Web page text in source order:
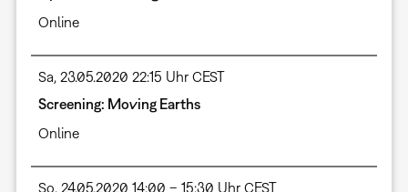
Online
Sa, 23.05.2020 22:15 Uhr CEST
Screening: Moving Earths
Online
So, 24.05.2020 14:00 – 15:30 Uhr CEST